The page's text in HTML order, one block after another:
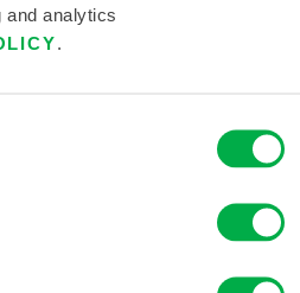
and analytics